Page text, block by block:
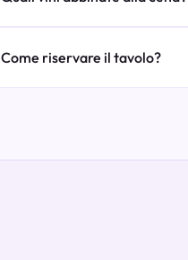
Come riservare il tavolo?